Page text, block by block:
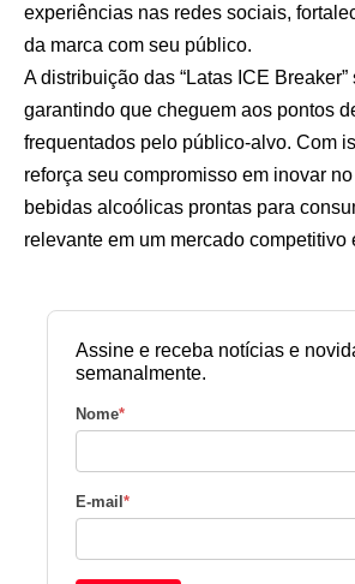
experiências nas redes sociais,
da marca com seu público.
A distribuição das “Latas ICE
garantindo que cheguem aos pontos
frequentados pelo público-alvo. Com
reforça seu compromisso em inovar
bebidas alcoólicas prontas para
relevante em um mercado competitivo
Assine e receba notícias e
semanalmente.
Nome*
E-mail *